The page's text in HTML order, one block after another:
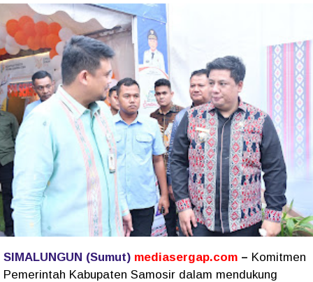
SIMALUNGUN (Sumut) mediasergap.com – Komitmen
Pemerintah Kabupaten Samosir dalam mendukung